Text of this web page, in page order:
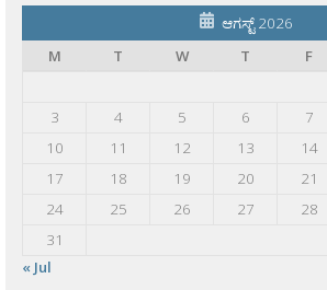
ಆಗಸ್ಟ್ 2026
M
T W T F
3
4 5 6 7
10
11 12 13 14
17
18 19 20 21
24
25 26 27 28
31
« Jul